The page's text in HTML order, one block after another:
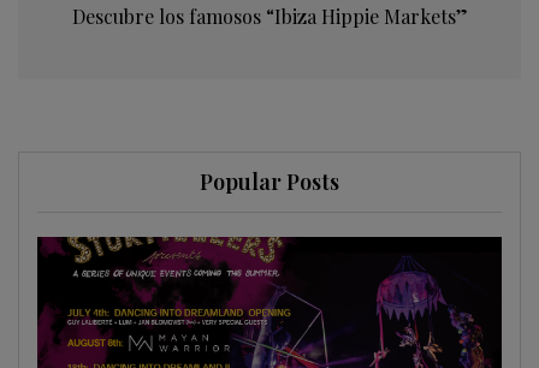
Descubre los famosos “Ibiza Hippie Markets”
Popular Posts